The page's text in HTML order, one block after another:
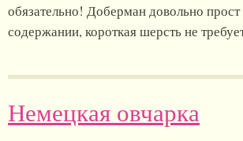
обязательно! Доберман довольно
содержании, короткая шерсть не
Немецкая овчарка